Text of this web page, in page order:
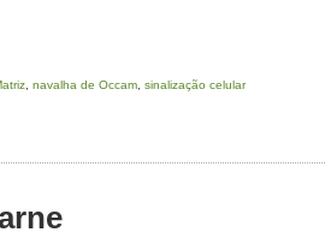
navalha de Occam sinalização celular